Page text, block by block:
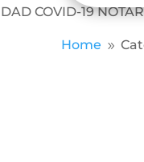
Home 9
COVID-19